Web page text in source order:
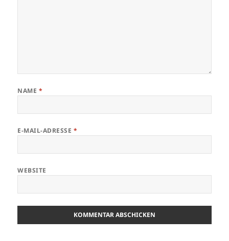
NAME *
E-MAIL-ADRESSE *
WEBSITE